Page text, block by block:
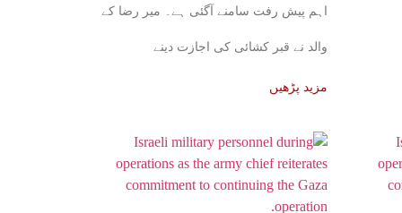
اہم پیش رفت سامنے آگئی ہے۔ میر رضا کے
والد نے قبر کشائی کی اجازت دینے
مزید پڑھیں